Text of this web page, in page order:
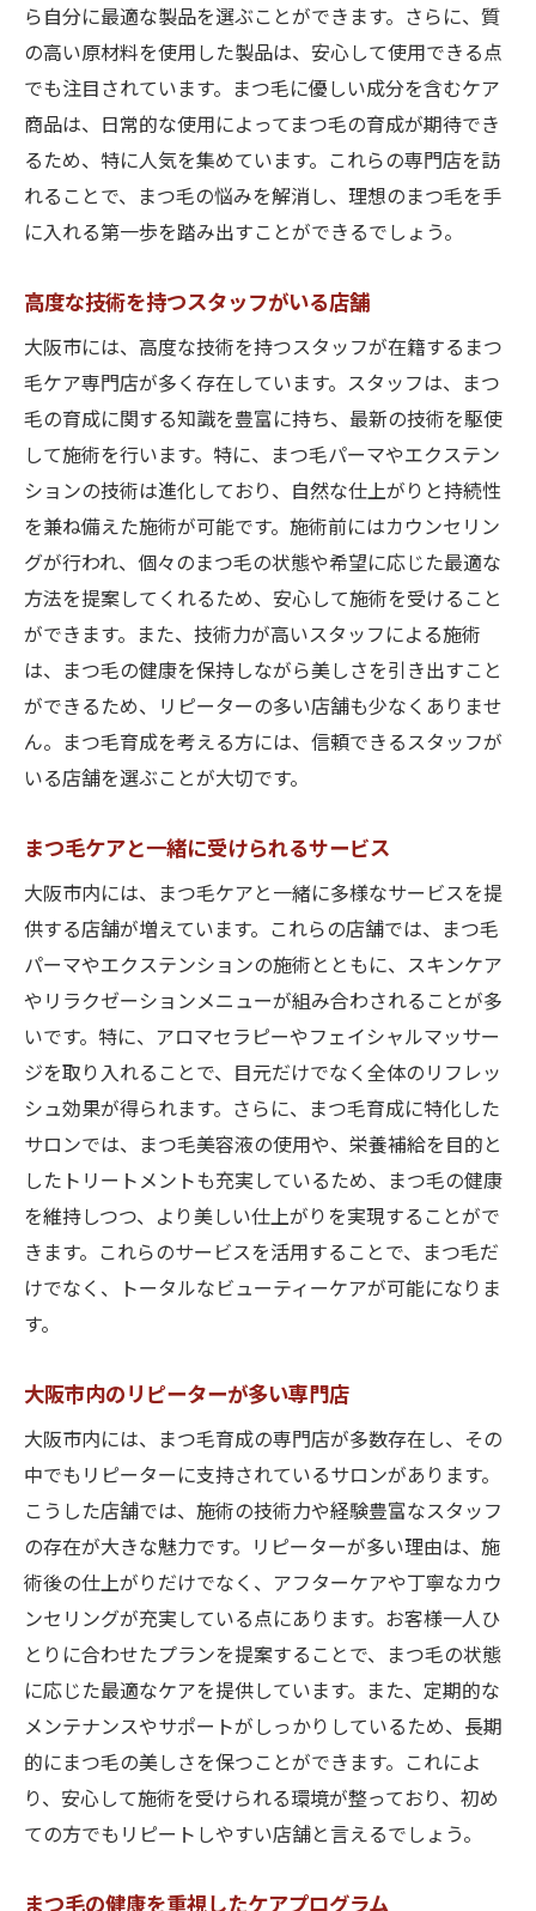
ら自分に最適な製品を選ぶことができます。さらに、質
の高い原材料を使用した製品は、安心して使用できる点
でも注目されています。まつ毛に優しい成分を含むケア
商品は、日常的な使用によってまつ毛の育成が期待でき
るため、特に人気を集めています。これらの専門店を訪
れることで、まつ毛の悩みを解消し、理想のまつ毛を手
に入れる第一歩を踏み出すことができるでしょう。
高度な技術を持つスタッフがいる店舗
大阪市には、高度な技術を持つスタッフが在籍するまつ
毛ケア専門店が多く存在しています。スタッフは、まつ
毛の育成に関する知識を豊富に持ち、最新の技術を駆使
して施術を行います。特に、まつ毛パーマやエクステン
ションの技術は進化しており、自然な仕上がりと持続性
を兼ね備えた施術が可能です。施術前にはカウンセリン
グが行われ、個々のまつ毛の状態や希望に応じた最適な
方法を提案してくれるため、安心して施術を受けること
ができます。また、技術力が高いスタッフによる施術
は、まつ毛の健康を保持しながら美しさを引き出すこと
ができるため、リピーターの多い店舗も少なくありませ
ん。まつ毛育成を考える方には、信頼できるスタッフが
いる店舗を選ぶことが大切です。
まつ毛ケアと一緒に受けられるサービス
大阪市内には、まつ毛ケアと一緒に多様なサービスを提
供する店舗が増えています。これらの店舗では、まつ毛
パーマやエクステンションの施術とともに、スキンケア
やリラクゼーションメニューが組み合わされることが多
いです。特に、アロマセラピーやフェイシャルマッサー
ジを取り入れることで、目元だけでなく全体のリフレッ
シュ効果が得られます。さらに、まつ毛育成に特化した
サロンでは、まつ毛美容液の使用や、栄養補給を目的と
したトリートメントも充実しているため、まつ毛の健康
を維持しつつ、より美しい仕上がりを実現することがで
きます。これらのサービスを活用することで、まつ毛だ
けでなく、トータルなビューティーケアが可能になりま
す。
大阪市内のリピーターが多い専門店
大阪市内には、まつ毛育成の専門店が多数存在し、その
中でもリピーターに支持されているサロンがあります。
こうした店舗では、施術の技術力や経験豊富なスタッフ
の存在が大きな魅力です。リピーターが多い理由は、施
術後の仕上がりだけでなく、アフターケアや丁寧なカウ
ンセリングが充実している点にあります。お客様一人ひ
とりに合わせたプランを提案することで、まつ毛の状態
に応じた最適なケアを提供しています。また、定期的な
メンテナンスやサポートがしっかりしているため、長期
的にまつ毛の美しさを保つことができます。これによ
り、安心して施術を受けられる環境が整っており、初め
ての方でもリピートしやすい店舗と言えるでしょう。